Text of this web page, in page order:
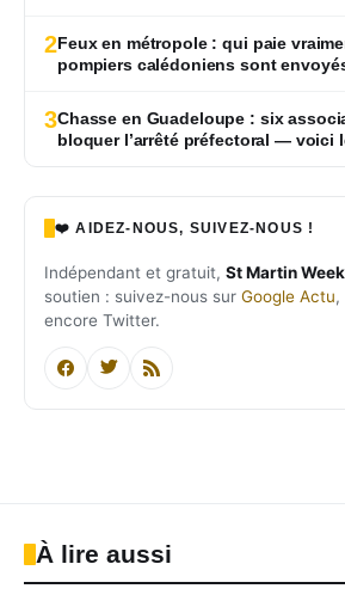
2Feux en métropole : qui paie
pompiers calédoniens sont
3Chasse en Guadeloupe : six
bloquer l’arrêté préfectoral — voici
❤️ AIDEZ-NOUS, SUIVEZ-NOUS !
Indépendant et gratuit, St Martin Week
soutien : suivez-nous sur Google Actu,
encore Twitter.
À lire aussi